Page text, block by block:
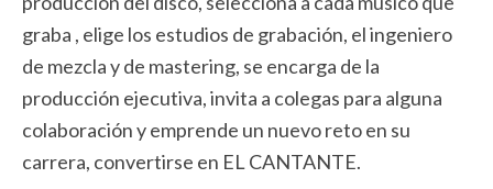
graba , elige los estudios de grabación, el ingeniero
de mezcla y de mastering, se encarga de la
producción ejecutiva, invita a colegas para alguna
colaboración y emprende un nuevo reto en su
carrera, convertirse en EL CANTANTE.